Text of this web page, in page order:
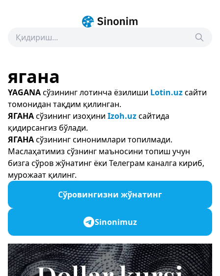
ягана
YAGANAсўзининг лотинча ёзилиши Lotin.uzсайти
томонидан тақдим қилинган.
ЯГАНАсўзининг изоҳини Izoh.uzсайтида
қидирсангиз бўлади.
ЯГАНАсўзининг синонимлари топилмади.
Маслаҳатимиз сўзнинг маъносини топиш учун
бизга сўров жўнатинг ёки Телеграм каналга кириб,
мурожаат қилинг.
Сўровингизни жўнатинг
Sinonimuz